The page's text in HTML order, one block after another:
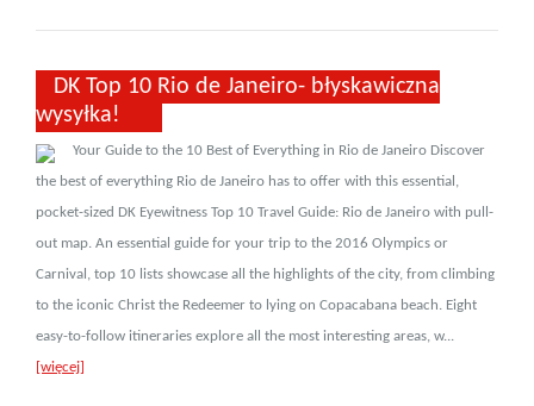
DK Top 10 Rio de Janeiro- błyskawiczna
wysyłka!
Your Guide to the 10 Best of Everything in Rio de Janeiro Discover
the best of everything Rio de Janeiro has to offer with this essential,
pocket-sized DK Eyewitness Top 10 Travel Guide: Rio de Janeiro with pull-
out map. An essential guide for your trip to the 2016 Olympics or
Carnival, top 10 lists showcase all the highlights of the city, from climbing
to the iconic Christ the Redeemer to lying on Copacabana beach. Eight
easy-to-follow itineraries explore all the most interesting areas, w...
[więcej]